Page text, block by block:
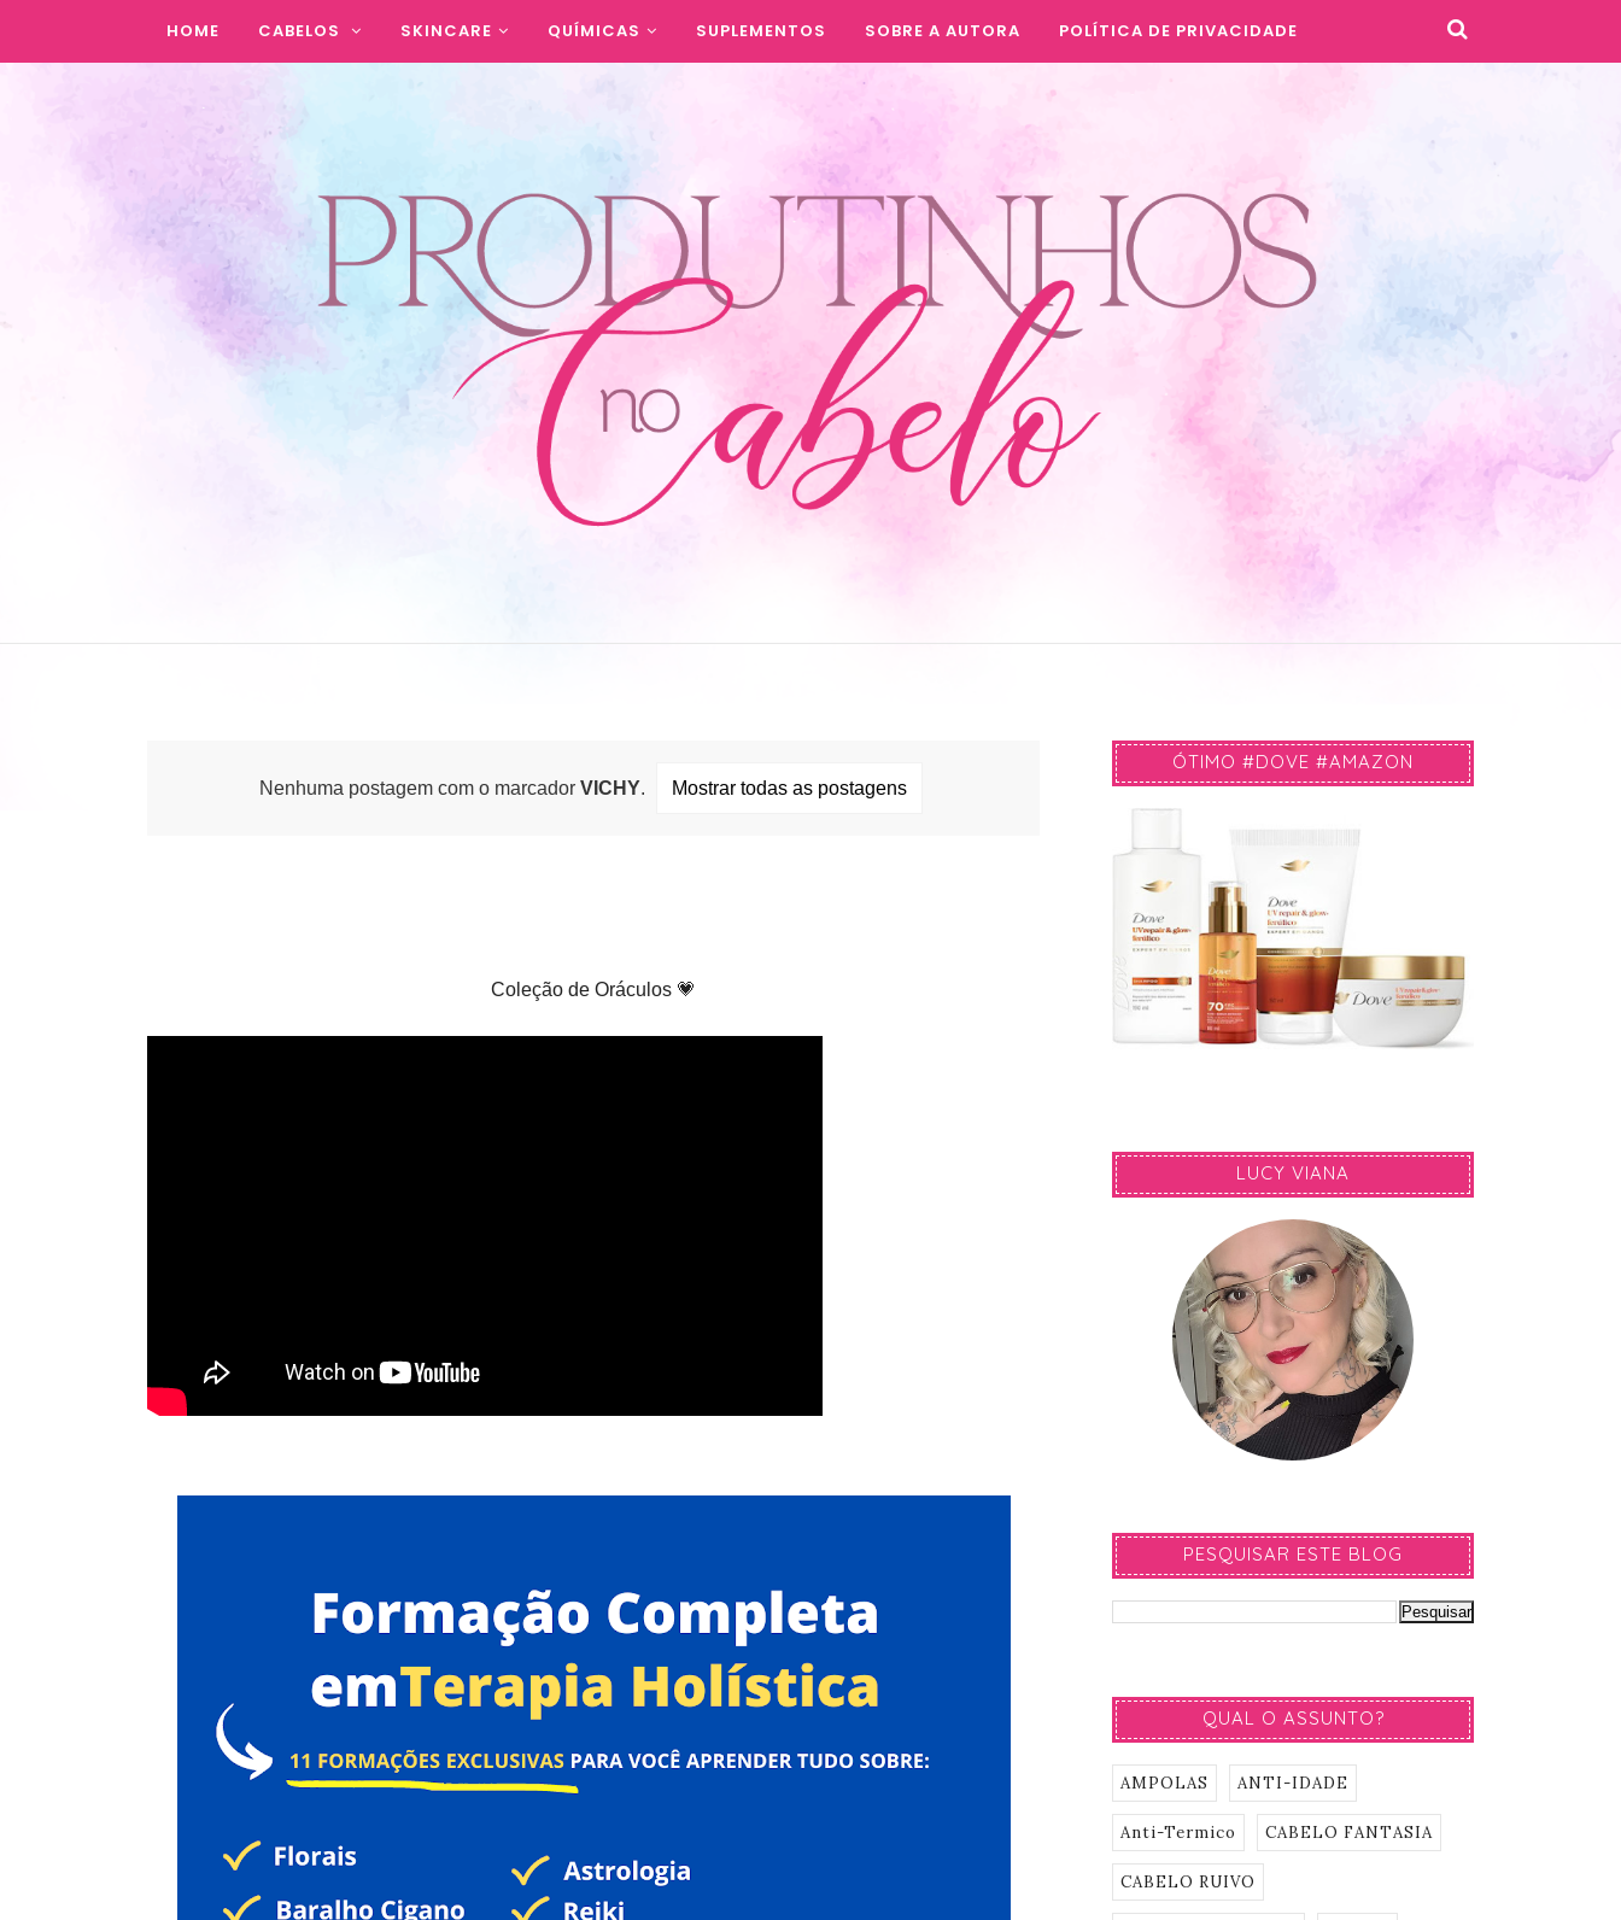
HOME CABELOS SKINCARE QUÍMICAS SUPLEMENTOS SOBRE A AUTORA POLÍTICA DE PRIVACIDADE
Nenhuma postagem com o marcador VICHY. Mostrar todas as postagens
Coleção de Oráculos 💗
ÓTIMO #DOVE #AMAZON
LUCY VIANA
PESQUISAR ESTE BLOG
QUAL O ASSUNTO?
AMPOLAS ANTI-IDADE
Anti-Termico CABELO FANTASIA
CABELO RUIVO